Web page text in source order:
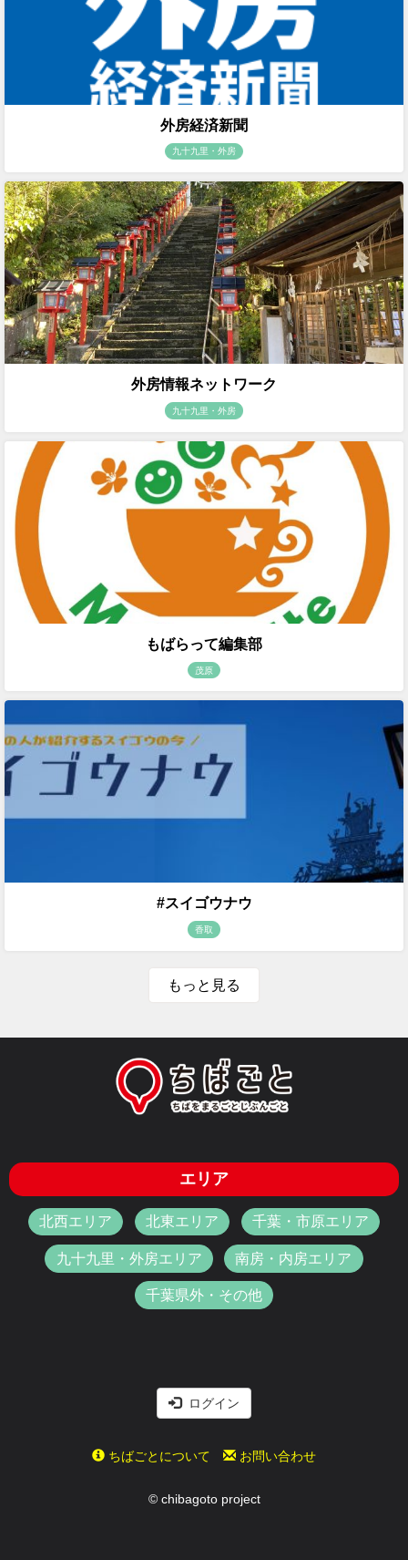
外房経済新聞
九十九里・外房
外房情報ネットワーク
九十九里・外房
もばらって編集部
茂原
#スイゴウナウ
香取
もっと見る
エリア
北西エリア 北東エリア 千葉・市原エリア
九十九里・外房エリア 南房・内房エリア
千葉県外・その他
ログイン
ちばごとについて お問い合わせ
© chibagoto project